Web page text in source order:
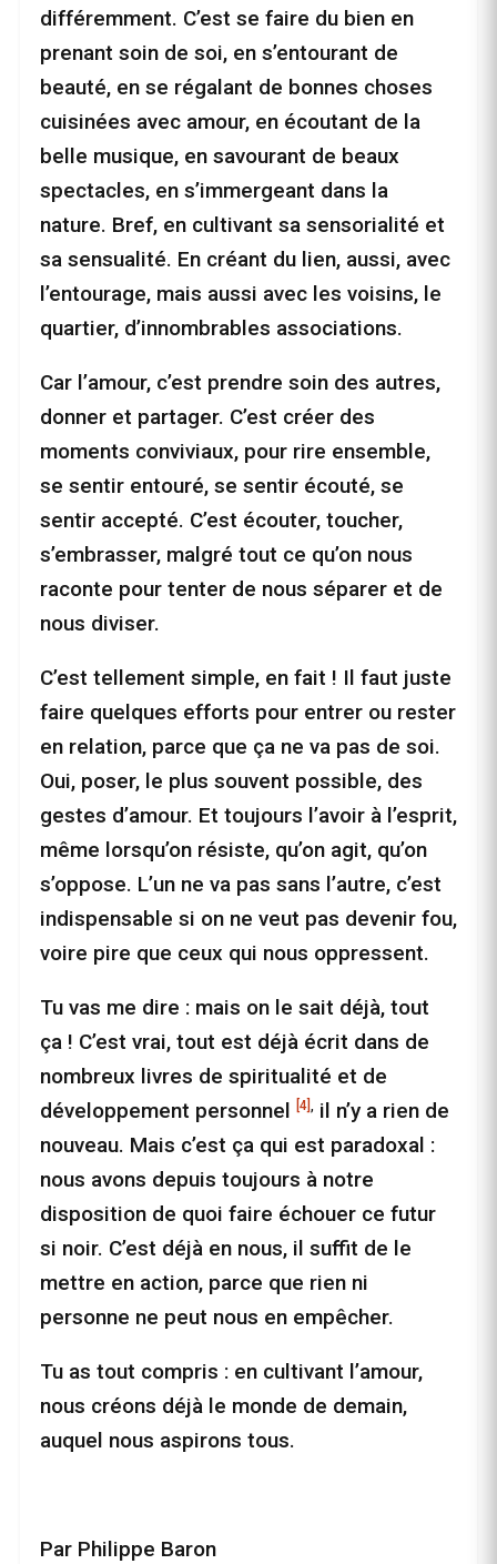
différemment. C’est se faire du bien en
prenant soin de soi, en s’entourant de
beauté, en se régalant de bonnes choses
cuisinées avec amour, en écoutant de la
belle musique, en savourant de beaux
spectacles, en s’immergeant dans la
nature. Bref, en cultivant sa sensorialité et
sa sensualité. En créant du lien, aussi, avec
l’entourage, mais aussi avec les voisins, le
quartier, d’innombrables associations.
Car l’amour, c’est prendre soin des autres,
donner et partager. C’est créer des
moments conviviaux, pour rire ensemble,
se sentir entouré, se sentir écouté, se
sentir accepté. C’est écouter, toucher,
s’embrasser, malgré tout ce qu’on nous
raconte pour tenter de nous séparer et de
nous diviser.
C’est tellement simple, en fait ! Il faut juste
faire quelques efforts pour entrer ou rester
en relation, parce que ça ne va pas de soi.
Oui, poser, le plus souvent possible, des
gestes d’amour. Et toujours l’avoir à l’esprit,
même lorsqu’on résiste, qu’on agit, qu’on
s’oppose. L’un ne va pas sans l’autre, c’est
indispensable si on ne veut pas devenir fou,
voire pire que ceux qui nous oppressent.
Tu vas me dire : mais on le sait déjà, tout
ça ! C’est vrai, tout est déjà écrit dans de
nombreux livres de spiritualité et de
développement personnel [4]
il n’y a rien de
nouveau. Mais c’est ça qui est paradoxal :
nous avons depuis toujours à notre
disposition de quoi faire échouer ce futur
si noir. C’est déjà en nous, il suffit de le
mettre en action, parce que rien ni
personne ne peut nous en empêcher.
Tu as tout compris : en cultivant l’amour,
nous créons déjà le monde de demain,
auquel nous aspirons tous.
Par Philippe Baron